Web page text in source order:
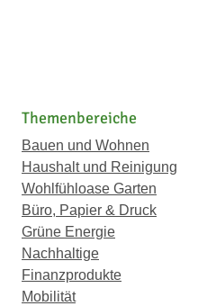
Themenbereiche
Bauen und Wohnen
Haushalt und Reinigung
Wohlfühloase Garten
Büro, Papier & Druck
Grüne Energie
Nachhaltige
Finanzprodukte
Mobilität